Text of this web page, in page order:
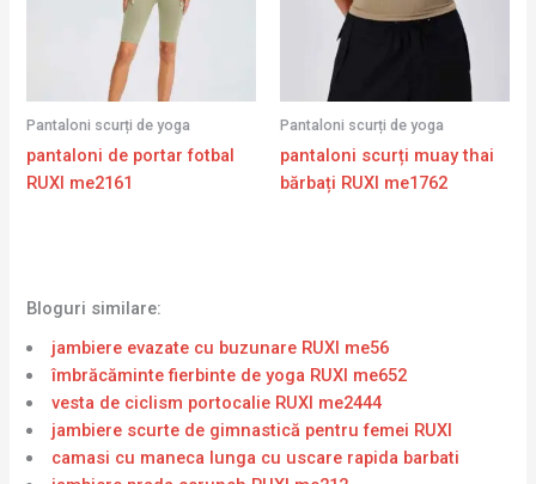
Pantaloni scurți de yoga
pantaloni de portar fotbal
RUXI me2161
Pantaloni scurți de yoga
pantaloni scurți muay thai
bărbați RUXI me1762
Bloguri similare:
jambiere evazate cu buzunare RUXI me56
îmbrăcăminte fierbinte de yoga RUXI me652
vesta de ciclism portocalie RUXI me2444
jambiere scurte de gimnastică pentru femei RUXI
camasi cu maneca lunga cu uscare rapida barbati